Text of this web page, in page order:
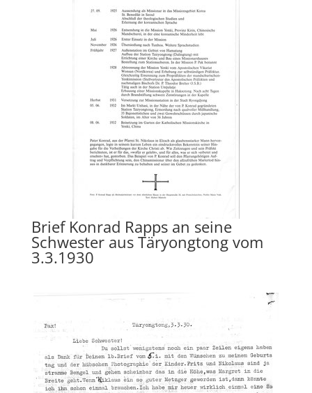
Brief Konrad Rapps an seine
Schwester aus Täryongtong vom
3.3.1930